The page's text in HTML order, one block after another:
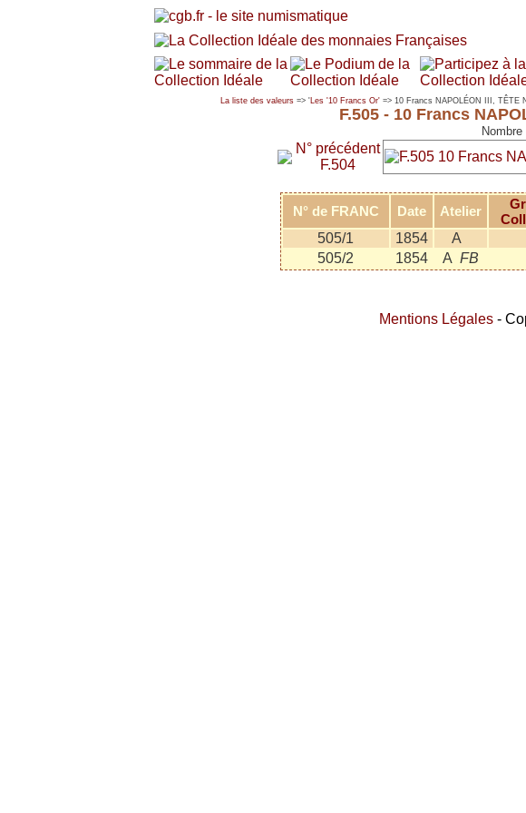
La liste des valeurs => 'Les '10 Francs Or' => 10 Francs NAPOLÉON III, TÊTE
F.505 - 10 Francs
N° précédent
F.504
N° de FRANC Date Atelier
505/1 1854 A
505/2
1854 A FB
Mentions Légales -